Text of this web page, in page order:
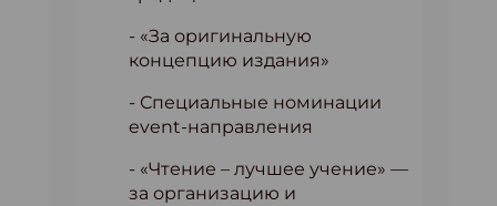
- «За оригинальную
концепцию издания»
- Специальные номинации
event-направления
- «Чтение – лучшее учение» —
за организацию и